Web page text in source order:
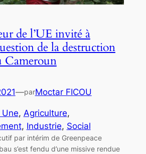
de l’UE invité à
de la destruction
Cameroun
—parMoctar FICOU
, Agriculture
, Industrie, Social
par intérim de Greenpeace
s’est fendu d’une missive rendue